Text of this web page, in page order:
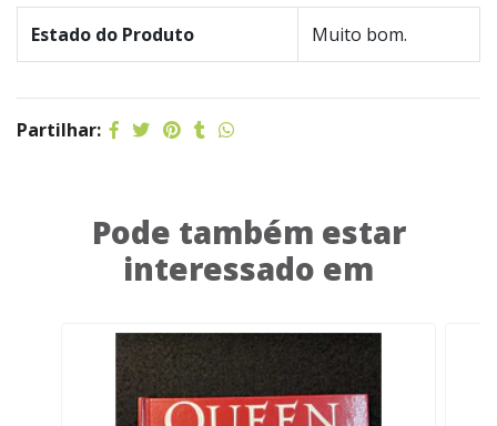
Estado do Produto Muito bom.
Partilhar:
Pode também estar
interessado em